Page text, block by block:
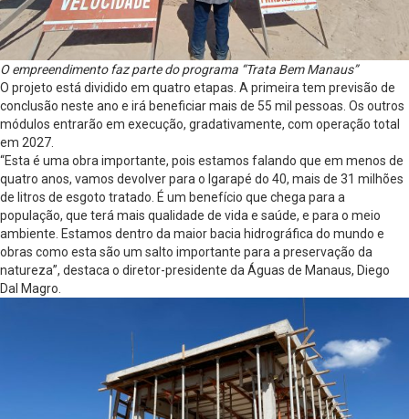
O empreendimento faz parte do programa “Trata Bem Manaus”
O projeto está dividido em quatro etapas. A primeira tem previsão de
conclusão neste ano e irá beneficiar mais de 55 mil pessoas. Os outros
módulos entrarão em execução, gradativamente, com operação total
em 2027.
“Esta é uma obra importante, pois estamos falando que em menos de
quatro anos, vamos devolver para o Igarapé do 40, mais de 31 milhões
de litros de esgoto tratado. É um benefício que chega para a
população, que terá mais qualidade de vida e saúde, e para o meio
ambiente. Estamos dentro da maior bacia hidrográfica do mundo e
obras como esta são um salto importante para a preservação da
natureza”, destaca o diretor-presidente da Águas de Manaus, Diego
Dal Magro.